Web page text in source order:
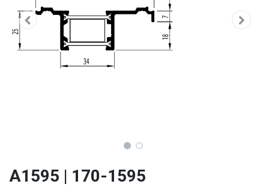
A1595 | 170-1595